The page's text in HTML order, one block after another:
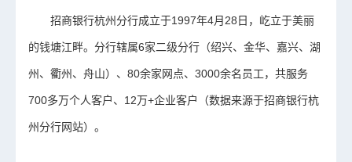
招商银行杭州分行成立于1997年4月28日，屹立于美丽
的钱塘江畔。分行辖属6家二级分行（绍兴、金华、嘉兴、湖
州、衢州、舟山）、80余家网点、3000余名员工，共服务
700多万个人客户、12万+企业客户（数据来源于招商银行杭
州分行网站）。